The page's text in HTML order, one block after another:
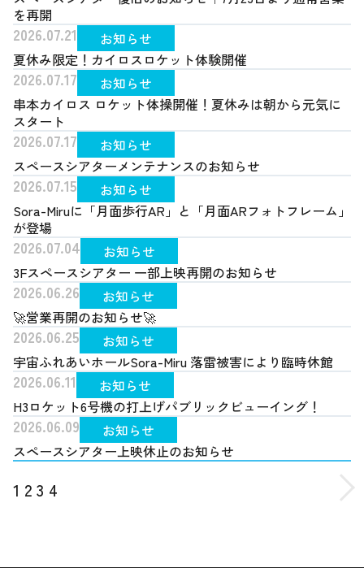
を再開
2026.07.21
お知らせ
夏休み限定！カイロスロケット体験開催
2026.07.17
お知らせ
串本カイロス ロケット体操開催！夏休みは朝から元気に
スタート
2026.07.17
お知らせ
スペースシアターメンテナンスのお知らせ
2026.07.15
お知らせ
Sora-Miruに「月面歩行AR」と「月面ARフォトフレーム」
が登場
2026.07.04
お知らせ
3Fスペースシアター 一部上映再開のお知らせ
2026.06.26
お知らせ
🚀営業再開のお知らせ🚀
2026.06.25
お知らせ
宇宙ふれあいホールSora-Miru 落雷被害により臨時休館
2026.06.11
お知らせ
H3ロケット6号機の打上げパブリックビューイング！
2026.06.09
お知らせ
スペースシアター上映休止のお知らせ
1 2 3 4